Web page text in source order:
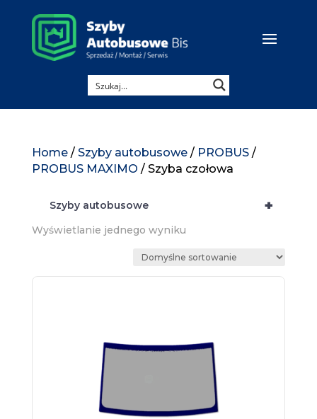
Home/ Szyby autobusowe/ PROBUS/
PROBUS MAXIMO / Szyba czołowa
+
Szyby autobusowe
Wyświetlanie jednego wyniku